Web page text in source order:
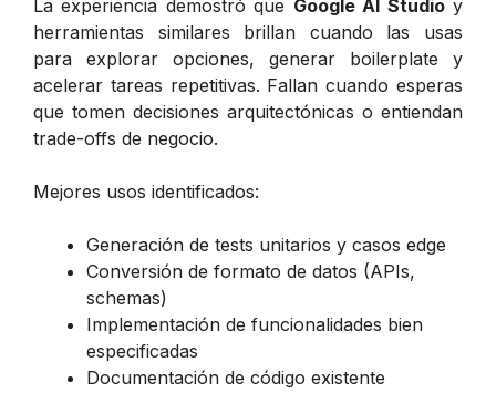
La experiencia demostró que Google AI Studioy
herramientas similares brillan cuando las usas
para explorar opciones, generar boilerplate y
acelerar tareas repetitivas. Fallan cuando esperas
que tomen decisiones arquitectónicas o entiendan
trade-offs de negocio.
Mejores usos identificados:
Generación de tests unitarios y casos edge
Conversión de formato de datos (APIs,
schemas)
Implementación de funcionalidades bien
especificadas
Documentación de código existente